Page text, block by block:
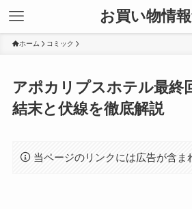
お買い物情
ホーム コミック
アポカリプスホテル最終
結末と伏線を徹底解説
当ページのリンクには広告が含ま